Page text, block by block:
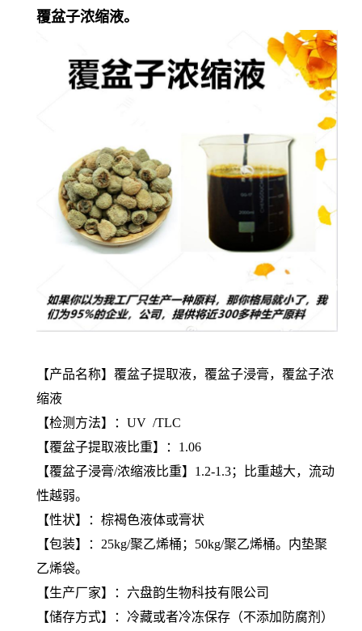
覆盆子浓缩液。
【产品名称】 覆盆子提取液， 覆盆子浸膏，覆盆子浓
缩液
【检测方法】：UV /TLC
【覆盆子提取液比重】：1.06
【覆盆子浸膏/浓缩液比重】 1.2-1.3；比重越大，流动
性越弱。
【性状】：棕褐色液体或膏状
【包装】：25kg/聚乙烯桶；50kg/聚乙烯桶。内垫聚
乙烯袋。
【生产厂家】：六盘韵生物科技有限公司
【储存方式】：冷藏或者冷冻保存 （不添加防腐剂）